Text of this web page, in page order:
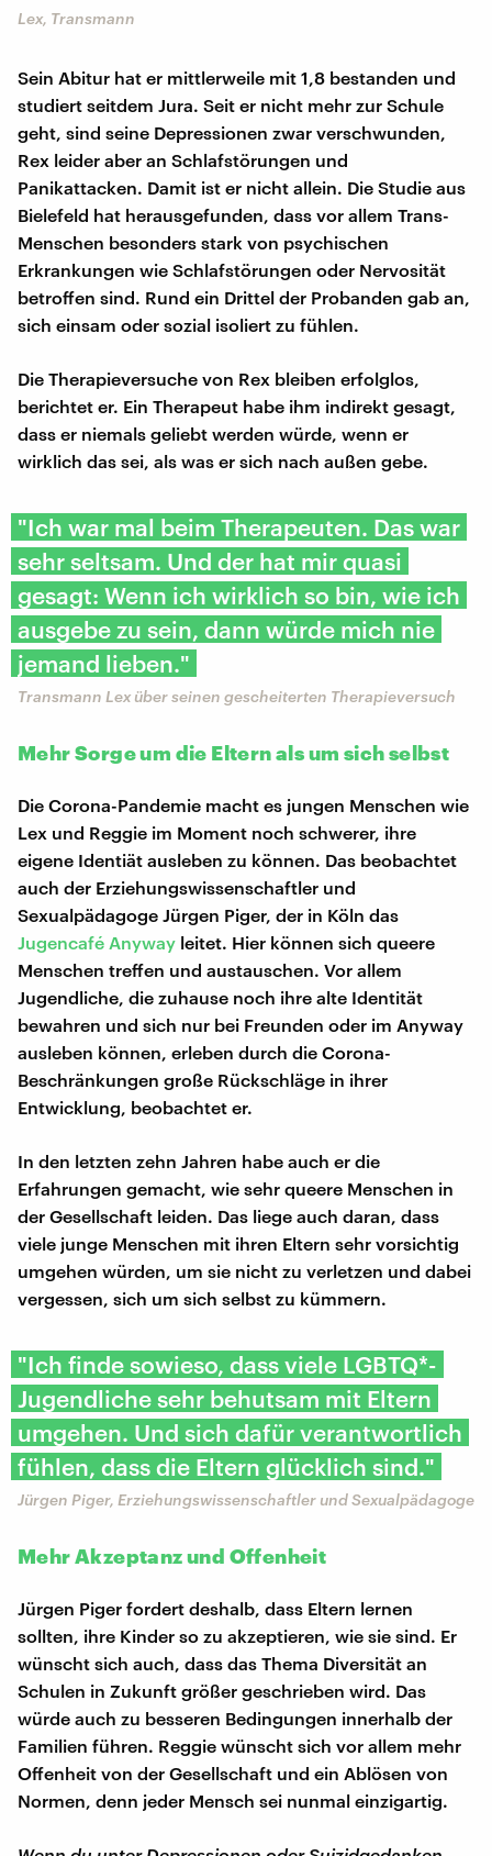
Lex, Transmann
Sein Abitur hat er mittlerweile mit 1,8 bestanden und
studiert seitdem Jura. Seit er nicht mehr zur Schule
geht, sind seine Depressionen zwar verschwunden,
Rex leider aber an Schlafstörungen und
Panikattacken. Damit ist er nicht allein. Die Studie aus
Bielefeld hat herausgefunden, dass vor allem Trans-
Menschen besonders stark von psychischen
Erkrankungen wie Schlafstörungen oder Nervosität
betroffen sind. Rund ein Drittel der Probanden gab an,
sich einsam oder sozial isoliert zu fühlen.
Die Therapieversuche von Rex bleiben erfolglos,
berichtet er. Ein Therapeut habe ihm indirekt gesagt,
dass er niemals geliebt werden würde, wenn er
wirklich das sei, als was er sich nach außen gebe.
"Ich war mal beim Therapeuten. Das war
sehr seltsam. Und der hat mir quasi
gesagt: Wenn ich wirklich so bin, wie ich
ausgebe zu sein, dann würde mich nie
jemand lieben."
Transmann Lex über seinen gescheiterten Therapieversuch
Mehr Sorge um die Eltern als um sich selbst
Die Corona-Pandemie macht es jungen Menschen wie
Lex und Reggie im Moment noch schwerer, ihre
eigene Identiät ausleben zu können. Das beobachtet
auch der Erziehungswissenschaftler und
Sexualpädagoge Jürgen Piger, der in Köln das
Jugencafé Anyway leitet. Hier können sich queere
Menschen treffen und austauschen. Vor allem
Jugendliche, die zuhause noch ihre alte Identität
bewahren und sich nur bei Freunden oder im Anyway
ausleben können, erleben durch die Corona-
Beschränkungen große Rückschläge in ihrer
Entwicklung, beobachtet er.
In den letzten zehn Jahren habe auch er die
Erfahrungen gemacht, wie sehr queere Menschen in
der Gesellschaft leiden. Das liege auch daran, dass
viele junge Menschen mit ihren Eltern sehr vorsichtig
umgehen würden, um sie nicht zu verletzen und dabei
vergessen, sich um sich selbst zu kümmern.
"Ich finde sowieso, dass viele LGBTQ*-
Jugendliche sehr behutsam mit Eltern
umgehen. Und sich dafür verantwortlich
fühlen, dass die Eltern glücklich sind."
Jürgen Piger, Erziehungswissenschaftler und Sexualpädagoge
Mehr Akzeptanz und Offenheit
Jürgen Piger fordert deshalb, dass Eltern lernen
sollten, ihre Kinder so zu akzeptieren, wie sie sind. Er
wünscht sich auch, dass das Thema Diversität an
Schulen in Zukunft größer geschrieben wird. Das
würde auch zu besseren Bedingungen innerhalb der
Familien führen. Reggie wünscht sich vor allem mehr
Offenheit von der Gesellschaft und ein Ablösen von
Normen, denn jeder Mensch sei nunmal einzigartig.